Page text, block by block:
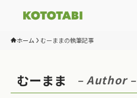
ホーム むーままの執筆記事
むーまま – Author –